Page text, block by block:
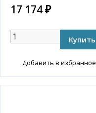
17 174 ₽
Добавить в избранное